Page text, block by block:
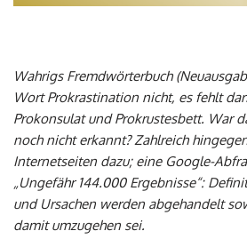
Wahrigs Fremdwörterbuch
Wort Prokrastination nicht, es fehlt
Prokonsulat und Prokrustesbett. War
noch nicht erkannt? Zahlreich
Internetseiten dazu; eine Google-
„Ungefähr 144.000 Ergebnisse“:
und Ursachen werden abgehandelt
damit umzugehen sei.